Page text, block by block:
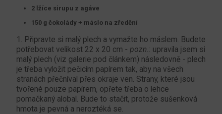
2 lžíce sirupu z agáve
150 g čokolády + máslo na zředění
1. Připravte si malý plech a vymažte ho máslem. Budete
potřebovat velikost 22 x 20 cm - pozn.: upravila jsem si
malý plech (viz galerie pod článkem) následovně - plech
je třeba vyložit pečicím papírem tak, aby na všech
stranách přečníval přes okraje ven. Strany, které jsou
tvořené pouze papírem, opřete třeba o lehce
pomačkaný alobal. Bude to stačit, protože sušenková
hmota je pevná a neroztéká se.